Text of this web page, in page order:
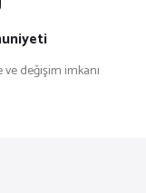
değişim imkanı